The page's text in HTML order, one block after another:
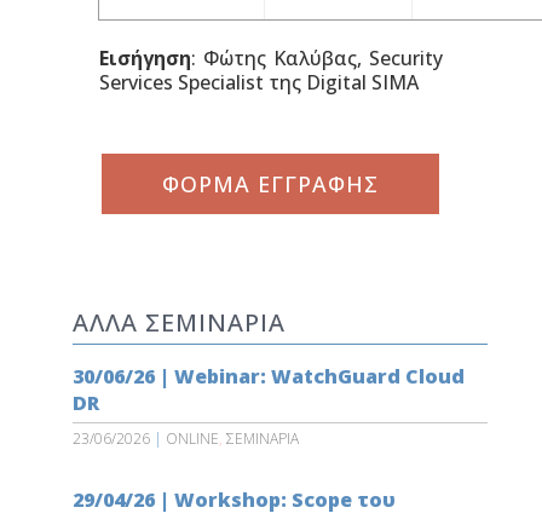
Εισήγηση: Φώτης Καλύβας, Security
Services Specialist της Digital SIMA
ΦΟΡΜΑ ΕΓΓΡΑΦΗΣ
ΑΛΛΑ ΣΕΜΙΝΑΡΙΑ
30/06/26 | Webinar: WatchGuard Cloud
DR
23/06/2026| ONLINE, ΣΕΜΙΝΑΡΙΑ
29/04/26 | Workshop: Scope του